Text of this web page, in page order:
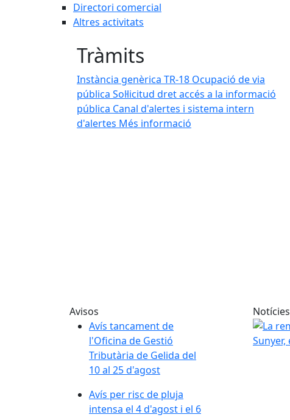
Directori comercial
Altres activitats
Tràmits
Instància genèrica TR-18 Ocupació de via
pública Sol·licitud dret accés a la informació
pública Canal d'alertes i sistema intern
d'alertes Més informació
Avisos
Avís tancament de
l'Oficina de Gestió
Tributària de Gelida del
10 al 25 d'agost
Avís per risc de pluja
intensa el 4 d'agost i el 6
Notícies